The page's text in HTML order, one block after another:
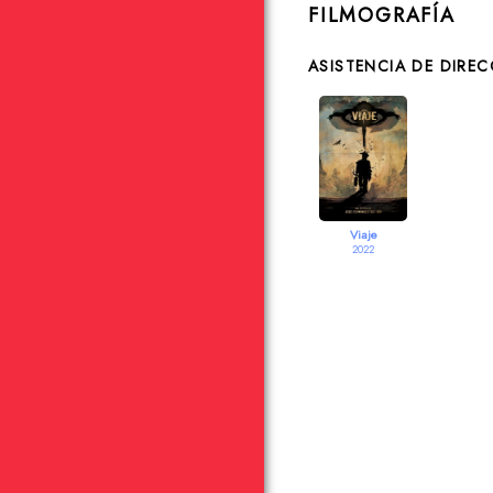
FILMOGRAFÍA
ASISTENCIA DE
Viaje
2022